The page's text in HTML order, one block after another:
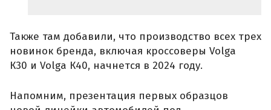
Также там добавили, что производство всех трех
новинок бренда, включая кроссоверы Volga
К30 и Volga К40, начнется в 2024 году.
Напомним, презентация первых образцов